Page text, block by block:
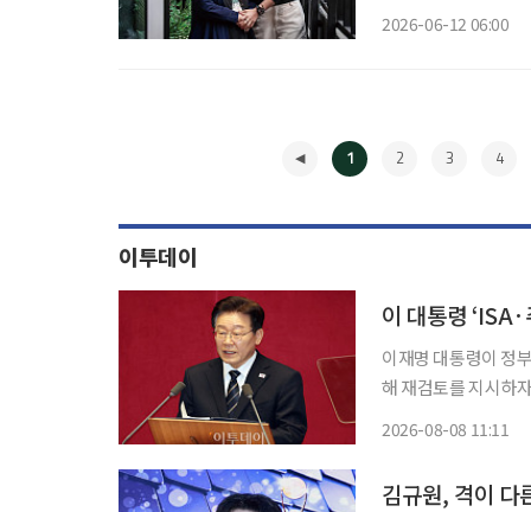
2026-06-12 06:00
1 2 3 4
이투데이
이 대통령
이재명 대통령이 정
해 재검토를 지시하
2026-08-08 11:11
김규원, 격이